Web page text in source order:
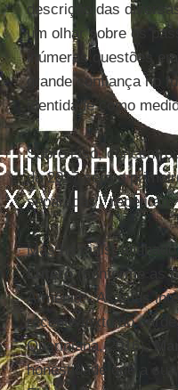
descrição das
um olhar sobre os
inúmeras questões
grande confiança no
identidade como
Sobre isso,
de 2017 será o
separadas",
Mas há mais:
Lutero(conforme as
Armênia: "As suas
recente texto do
Queriniana, 2016),
honestidade que a